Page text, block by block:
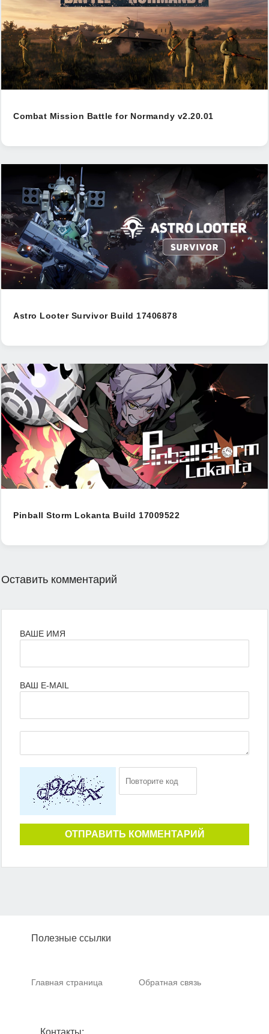
Combat Mission Battle for Normandy v2.20.01
Astro Looter Survivor Build 17406878
Pinball Storm Lokanta Build 17009522
Оставить комментарий
ВАШЕ ИМЯ
ВАШ E-MAIL
ОТПРАВИТЬ КОММЕНТАРИЙ
Полезные ссылки
Главная страница Обратная связь